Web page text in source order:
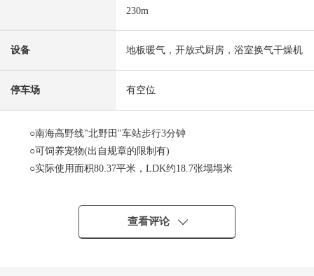
230m
设备 地板暖气，开放式厨房，浴室换气干燥机
停车场 有空位
○南海高野线"北野田"车站步行3分钟
○可饲养宠物(出自规章的限制有)
○实际使用面积80.37平米，LDK约18.7张塌塌米
○地板暖气有(客餐厅部分)
查看评论